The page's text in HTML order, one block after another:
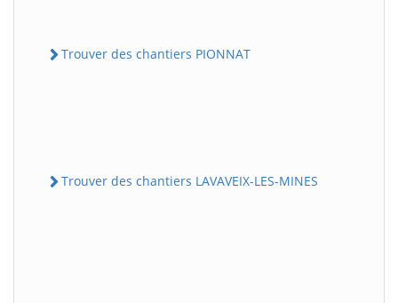
Trouver des chantiers PIONNAT
Trouver des chantiers LAVAVEIX-LES-MINES